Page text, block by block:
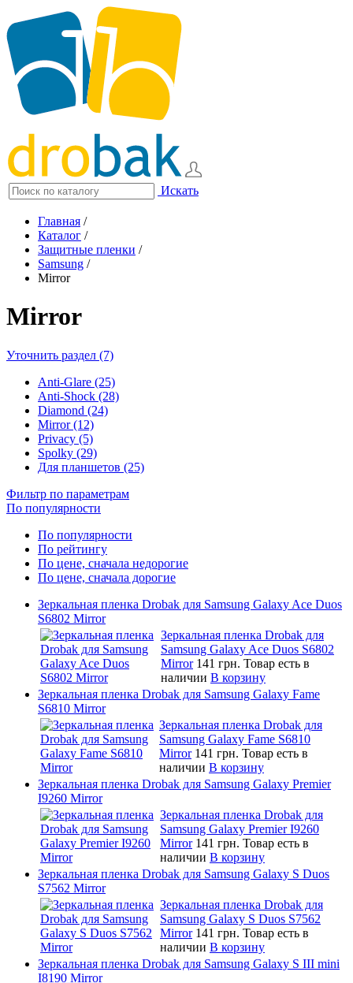
Искать
Главная /
Каталог /
Защитные пленки /
Samsung /
Mirror
Mirror
Уточнить раздел (7)
Anti-Glare (25)
Anti-Shock (28)
Diamond (24)
Mirror (12)
Privacy (5)
Spolky (29)
Для планшетов (25)
Фильтр по параметрам
По популярности
По популярности
По рейтингу
По цене, сначала недорогие
По цене, сначала дорогие
Зеркальная пленка Drobak для Samsung Galaxy Ace Duos
S6802 Mirror
Зеркальная пленка Drobak для
Samsung Galaxy Ace Duos S6802
Mirror 141 грн. Товар есть в
наличии В корзину
Зеркальная пленка Drobak для Samsung Galaxy Fame
S6810 Mirror
Зеркальная пленка Drobak для
Samsung Galaxy Fame S6810
Mirror 141 грн. Товар есть в
наличии В корзину
Зеркальная пленка Drobak для Samsung Galaxy Premier
I9260 Mirror
Зеркальная пленка Drobak для
Samsung Galaxy Premier I9260
Mirror 141 грн. Товар есть в
наличии В корзину
Зеркальная пленка Drobak для Samsung Galaxy S Duos
S7562 Mirror
Зеркальная пленка Drobak для
Samsung Galaxy S Duos S7562
Mirror 141 грн. Товар есть в
наличии В корзину
Зеркальная пленка Drobak для Samsung Galaxy S III mini
I8190 Mirror